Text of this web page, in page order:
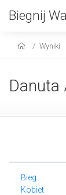
Biegnij
Wyniki
Danuta
Bieg
Kobiet